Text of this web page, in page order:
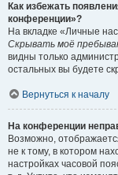
Как избежать
конференции»?
На вкладке «Личные
Скрывать моё
видны только
остальных вы будете
Вернуться к началу
На конференции
Возможно,
не к тому, в котором
настройках часовой